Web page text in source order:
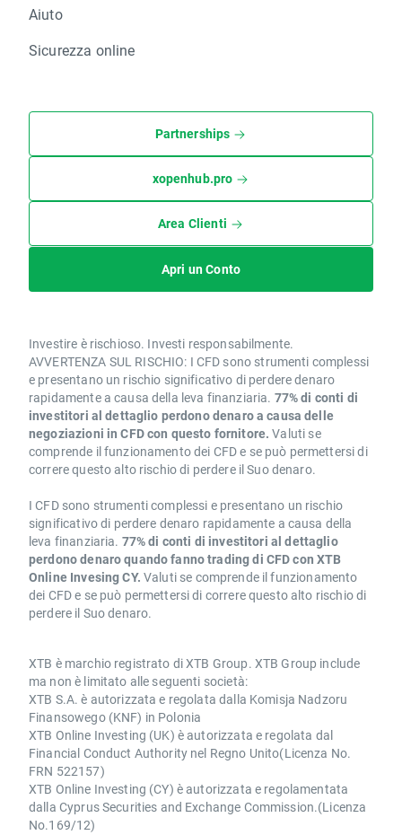
Aiuto
Sicurezza online
Partnerships
xopenhub.pro
Area Clienti
Apri un Conto
Investire è rischioso. Investi responsabilmente.
AVVERTENZA SUL RISCHIO: I CFD sono strumenti complessi
e presentano un rischio significativo di perdere denaro
rapidamente a causa della leva finanziaria. 77% di conti di
investitori al dettaglio perdono denaro a causa delle
negoziazioni in CFD con questo fornitore. Valuti se
comprende il funzionamento dei CFD e se può permettersi di
correre questo alto rischio di perdere il Suo denaro.
I CFD sono strumenti complessi e presentano un rischio
significativo di perdere denaro rapidamente a causa della
leva finanziaria. 77% di conti di investitori al dettaglio
perdono denaro quando fanno trading di CFD con XTB
Online Invesing CY. Valuti se comprende il funzionamento
dei CFD e se può permettersi di correre questo alto rischio di
perdere il Suo denaro.
XTB è marchio registrato di XTB Group. XTB Group include
ma non è limitato alle seguenti società:
XTB S.A. è autorizzata e regolata dalla Komisja Nadzoru
Finansowego (KNF) in Polonia
XTB Online Investing (UK) è autorizzata e regolata dal
Financial Conduct Authority nel Regno Unito(Licenza No.
FRN 522157)
XTB Online Investing (CY) è autorizzata e regolamentata
dalla Cyprus Securities and Exchange Commission.(Licenza
No.169/12)